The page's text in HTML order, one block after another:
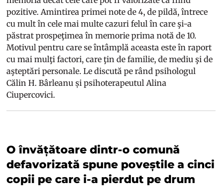
pozitive. Amintirea primei note de 4, de pildă, întrece
cu mult în cele mai multe cazuri felul în care şi-a
păstrat prospeţimea în memorie prima notă de 10.
Motivul pentru care se întâmplă aceasta este în raport
cu mai mulţi factori, care ţin de familie, de mediu şi de
aşteptări personale. Le discută pe rând psihologul
Călin H. Bârleanu și psihoterapeutul Alina
Ciupercovici.
O învățătoare dintr-o comună
defavorizată spune poveștile a cinci
copii pe care i-a pierdut pe drum